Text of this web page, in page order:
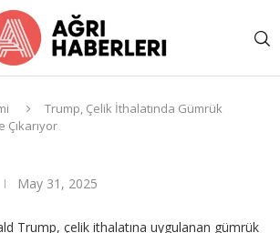
Trump, Çelik İthalatında Gümrük
Çıkarıyor
May 31, 2025
Trump, çelik ithalatına uygulanan gümrük